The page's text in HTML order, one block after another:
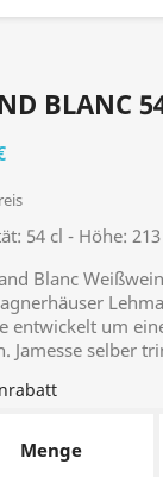
BLANC
54 cl - Höhe:
Blanc
entwickelt um
Jamesse selber
Menge